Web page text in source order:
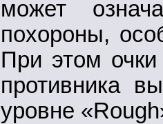
может
похороны,
При этом очки
противника
уровне